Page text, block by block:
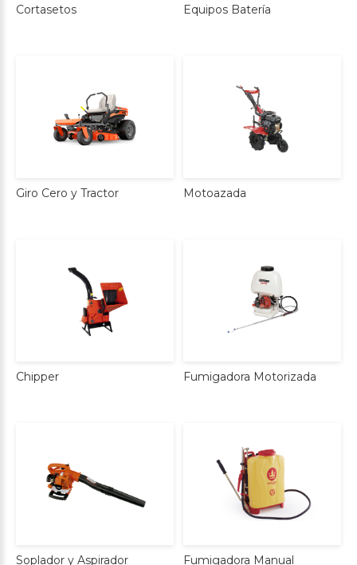
Cortasetos Equipos Batería
Giro Cero y Tractor Motoazada
Chipper Fumigadora Motorizada
Soplador y Aspirador Fumigadora Manual